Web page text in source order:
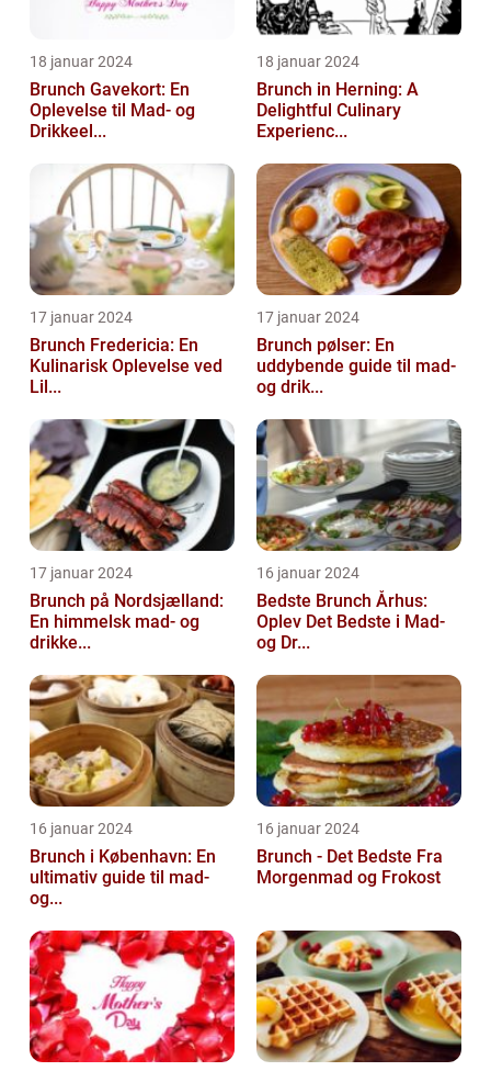
18 januar 2024
Brunch Gavekort: En
Oplevelse til Mad- og
Drikkeel...
18 januar 2024
Brunch in Herning: A
Delightful Culinary
Experienc...
17 januar 2024
Brunch Fredericia: En
Kulinarisk Oplevelse ved
Lil...
17 januar 2024
Brunch pølser: En
uddybende guide til mad-
og drik...
17 januar 2024
Brunch på Nordsjælland:
En himmelsk mad- og
drikke...
16 januar 2024
Bedste Brunch Århus:
Oplev Det Bedste i Mad-
og Dr...
16 januar 2024
Brunch i København: En
ultimativ guide til mad-
og...
16 januar 2024
Brunch - Det Bedste Fra
Morgenmad og Frokost